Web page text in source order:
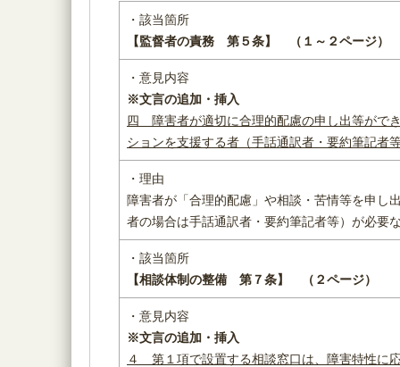
・該当箇所
【監督者の責務 第５条】 （１～２ページ）
・意見内容
※文言の追加・挿入
四 障害者が適切に合理的配慮の申し出等がで
ションを支援する者（手話通訳者・要約筆記者
・理由
障害者が「合理的配慮」や相談・苦情等を申し
者の場合は手話通訳者・要約筆記者等）が必要
・該当箇所
【相談体制の整備 第７条】
（２ページ）
・意見内容
※文言の追加・挿入
４ 第１項で設置する相談窓口は、障害特性に